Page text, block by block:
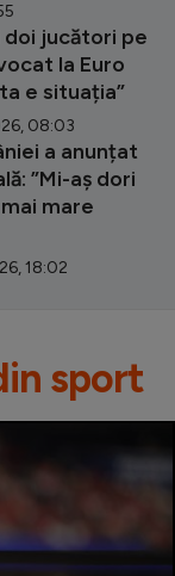
doi jucători pe
la Euro
e situația”
08:03
a anunțat
”Mi-aș dori
mare
18:02
sport